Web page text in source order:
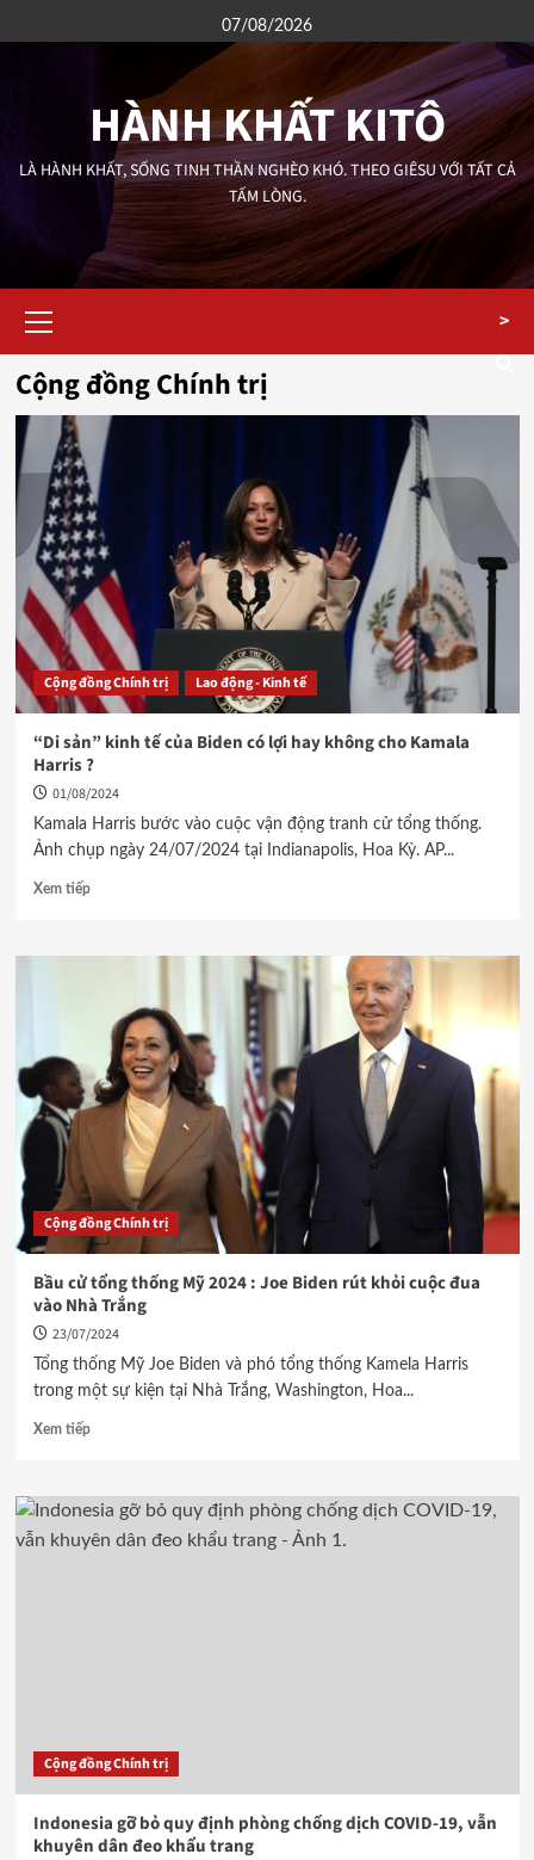
to
07/08/2026
HÀNH KHẤT KITÔ
LÀ HÀNH KHẤT, SỐNG TINH THẦN NGHÈO KHÓ. THEO GIÊSU VỚI TẤT CẢ
TẤM LÒNG.
Menu
>
Cộng đồng Chính trị
Cộng đồng Chính trị Lao động - Kinh tế
“Di sản” kinh tế của Biden có lợi hay không cho Kamala
Harris ?
01/08/2024
Kamala Harris bước vào cuộc vận động tranh cử tổng thống.
Ảnh chụp ngày 24/07/2024 tại Indianapolis, Hoa Kỳ. AP...
Xem tiếp
Cộng đồng Chính trị
Bầu cử tổng thống Mỹ 2024 : Joe Biden rút khỏi cuộc đua
vào Nhà Trắng
23/07/2024
Tổng thống Mỹ Joe Biden và phó tổng thống Kamela Harris
trong một sự kiện tại Nhà Trắng, Washington, Hoa...
Xem tiếp
Cộng đồng Chính trị
Indonesia gỡ bỏ quy định phòng chống dịch COVID-19, vẫn
khuyên dân đeo khẩu trang